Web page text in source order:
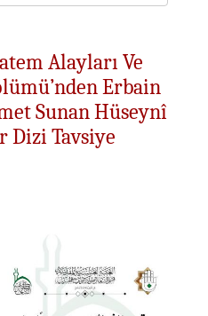
Alayları Ve
Erbain
Sunan Hüseynî
Dizi Tavsiye